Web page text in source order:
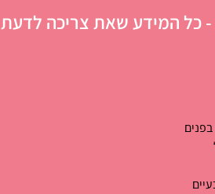
כל המידע שאת צריכה לדעת